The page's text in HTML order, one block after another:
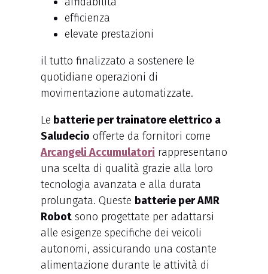
efficienza
elevate prestazioni
il tutto finalizzato a sostenere le
quotidiane operazioni di
movimentazione automatizzate.
Le batterie per trainatore elettrico a
Saludecio offerte da fornitori come
Arcangeli Accumulatori rappresentano
una scelta di qualità grazie alla loro
tecnologia avanzata e alla durata
prolungata. Queste batterie per AMR
Robot sono progettate per adattarsi
alle esigenze specifiche dei veicoli
autonomi, assicurando una costante
alimentazione durante le attività di